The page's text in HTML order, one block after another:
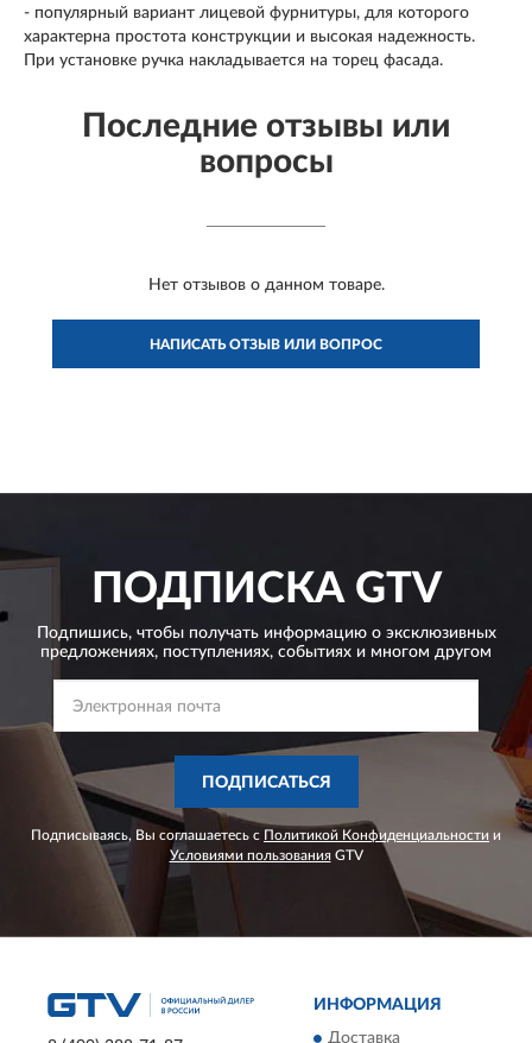
- популярный вариант лицевой фурнитуры, для которого
характерна простота конструкции и высокая надежность.
При установке ручка накладывается на торец фасада.
Последние отзывы или
вопросы
Нет отзывов о данном товаре.
НАПИСАТЬ ОТЗЫВ ИЛИ ВОПРОС
ПОДПИСКАGTV
Подпишись, чтобы получать информацию о эксклюзивных
предложениях, поступлениях, событиях и многом другом
ПОДПИСАТЬСЯ
Подписываясь, Вы соглашаетесь с Политикой Конфиденциальности и
Условиями пользованияGTV
ИНФОРМАЦИЯ
Доставка